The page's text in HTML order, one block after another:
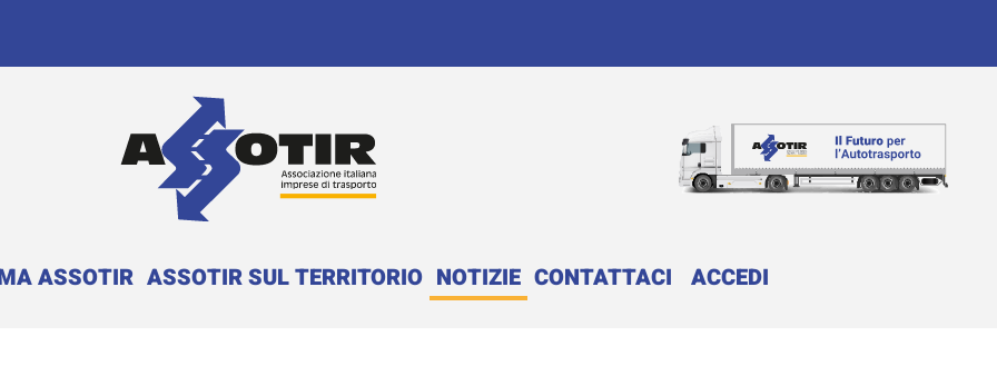
ASSOTIR ASSOTIR SUL TERRITORIO NOTIZIE CONTATTACI ACCEDI